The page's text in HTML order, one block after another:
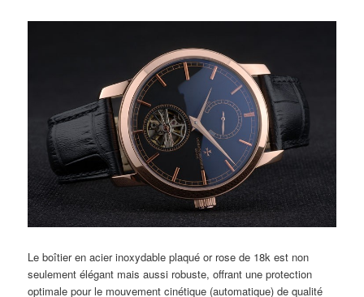
Le boîtier en acier inoxydable plaqué or rose de 18k est non
seulement élégant mais aussi robuste, offrant une protection
optimale pour le mouvement cinétique (automatique) de qualité